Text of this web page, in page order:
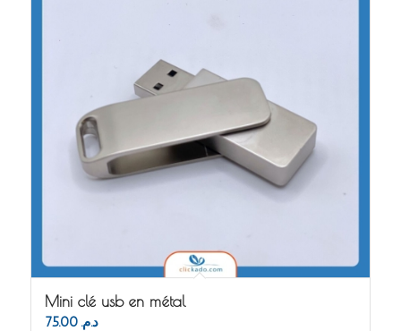
Mini clé usb en métal
د.م. 75.00